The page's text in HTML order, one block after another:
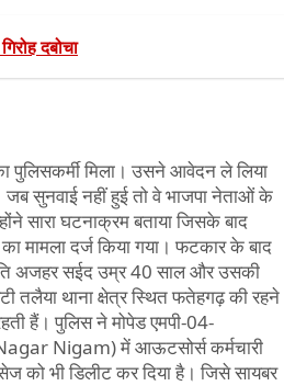
दबोचा
पुलिसकर्मी मिला। उसने आवेदन ले लिया
जब सुनवाई नहीं हुई तो वे भाजपा नेताओं के
सारा घटनाक्रम बताया जिसके बाद
मामला दर्ज किया गया। फटकार के बाद
अजहर सईद उम्र 40 साल और उसकी
तलैया थाना क्षेत्र स्थित फतेहगढ़ की रहने
हैं। पुलिस ने मोपेड एमपी-04-
Nigam) में आऊटसोर्स कर्मचारी
को भी डिलीट कर दिया है। जिसे सायबर